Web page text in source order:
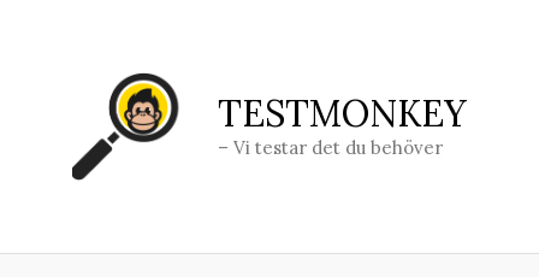
TESTMONKEY
– Vi testar det du behöver